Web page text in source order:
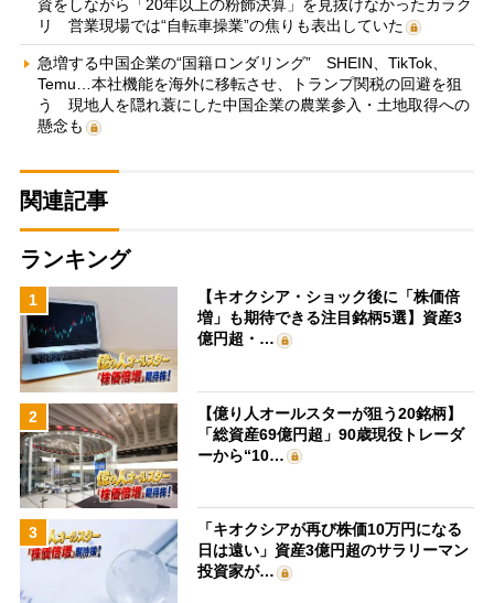
資をしながら「20年以上の粉飾決算」を見抜けなかったカラク
リ 営業現場では“自転車操業”の焦りも表出していた
急増する中国企業の“国籍ロンダリング” SHEIN、TikTok、
Temu…本社機能を海外に移転させ、トランプ関税の回避を狙
う 現地人を隠れ蓑にした中国企業の農業参入・土地取得への
懸念も
関連記事
ランキング
1
【キオクシア・ショック後に「株価倍
増」も期待できる注目銘柄5選】資産3
億円超・…
2
【億り人オールスターが狙う20銘柄】
「総資産69億円超」90歳現役トレーダ
ーから“10…
3
「キオクシアが再び株価10万円になる
日は遠い」資産3億円超のサラリーマン
投資家が…